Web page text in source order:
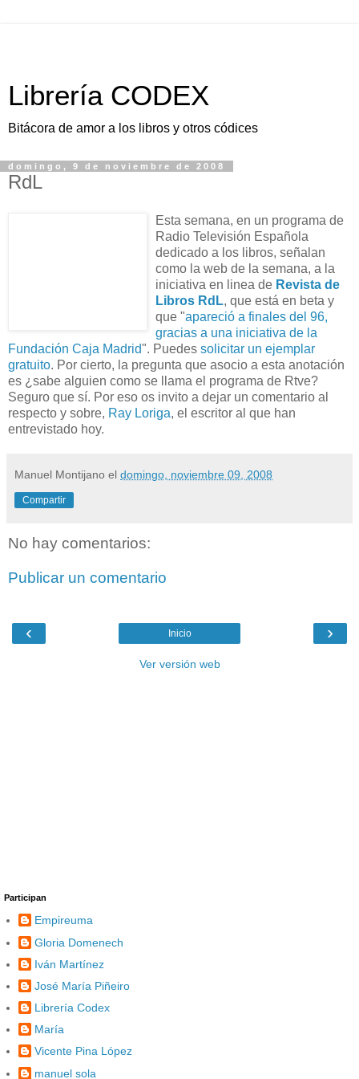
Librería CODEX
Bitácora de amor a los libros y otros códices
domingo, 9 de noviembre de 2008
RdL
Esta semana, en un programa de
Radio Televisión Española
dedicado a los libros, señalan
como la web de la semana, a la
iniciativa en linea de Revista de
Libros RdL, que está en beta y
que "apareció a finales del 96,
gracias a una iniciativa de la
Fundación Caja Madrid". Puedes solicitar un ejemplar
gratuito. Por cierto, la pregunta que asocio a esta anotación
es ¿sabe alguien como se llama el programa de Rtve?
Seguro que sí. Por eso os invito a dejar un comentario al
respecto y sobre, Ray Loriga, el escritor al que han
entrevistado hoy.
Manuel Montijano el domingo, noviembre 09, 2008
Compartir
No hay comentarios:
Publicar un comentario
‹ ›
Inicio
Ver versión web
Participan
Empireuma
Gloria Domenech
Iván Martínez
José María Piñeiro
Librería Codex
María
Vicente Pina López
manuel sola